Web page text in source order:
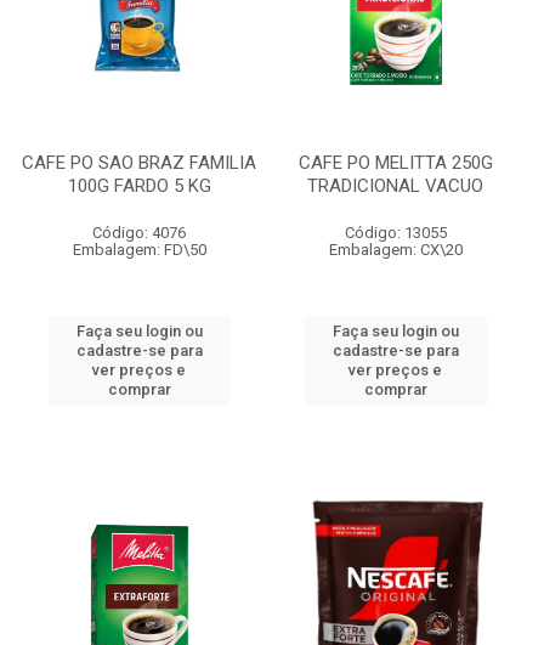
CAFE PO SAO BRAZ FAMILIA
100G FARDO 5 KG
Código: 4076
Embalagem: FD\50
Faça seu login ou
cadastre-se para
ver preços e
comprar
CAFE PO MELITTA 250G
TRADICIONAL VACUO
Código: 13055
Embalagem: CX\20
Faça seu login ou
cadastre-se para
ver preços e
comprar